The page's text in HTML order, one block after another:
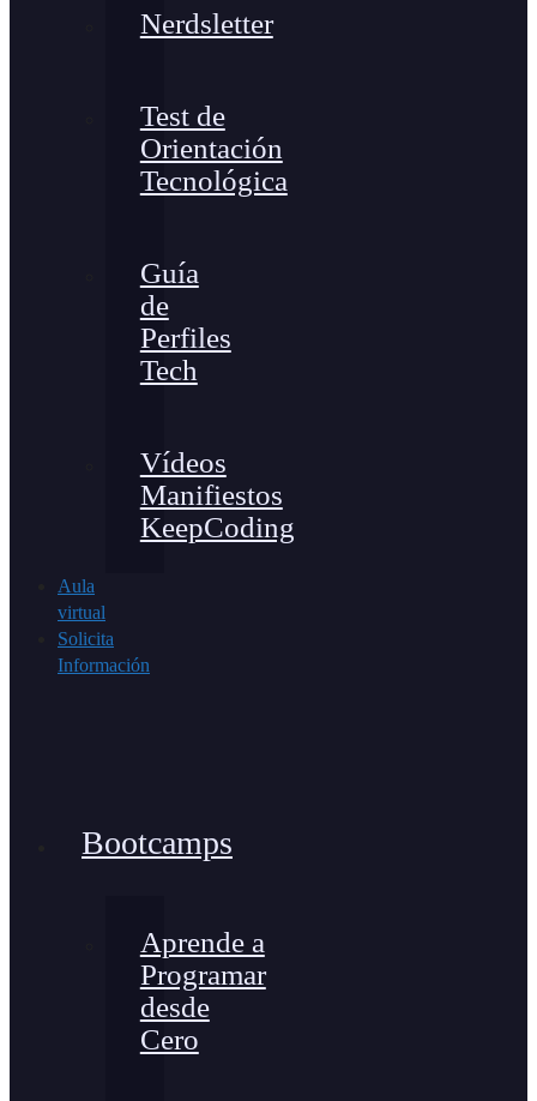
Nerdsletter
Test de
Orientación
Tecnológica
Guía
de
Perfiles
Tech
Vídeos
Manifiestos
KeepCoding
Aula
virtual
Solicita
Información
Bootcamps
Aprende a
Programar
desde
Cero